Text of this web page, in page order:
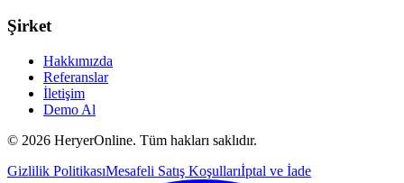
Şirket
Hakkımızda
Referanslar
İletişim
Demo Al
© 2026 HeryerOnline. Tüm hakları saklıdır.
Gizlilik PolitikasıMesafeli Satış Koşullarıİptal ve İade